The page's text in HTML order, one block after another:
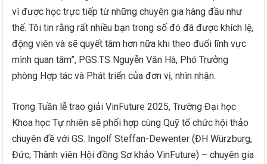
vì được học trực tiếp từ những chuyên gia hàng đầu như
thế. Tôi tin rằng rất nhiều bạn trong số đó đã được khích lệ,
động viên và sẽ quyết tâm hơn nữa khi theo đuổi lĩnh vực
mình quan tâm”, PGS.TS Nguyễn Văn Hà, Phó Trưởng
phòng Hợp tác và Phát triển của đơn vị, nhìn nhận.
Trong Tuần lễ trao giải VinFuture 2025, Trường Đại học
Khoa học Tự nhiên sẽ phối hợp cùng Quỹ tổ chức hội thảo
chuyên đề với GS. Ingolf Steffan-Dewenter (ĐH Würzburg,
Đức; Thành viên Hội đồng Sơ khảo VinFuture) – chuyên gia